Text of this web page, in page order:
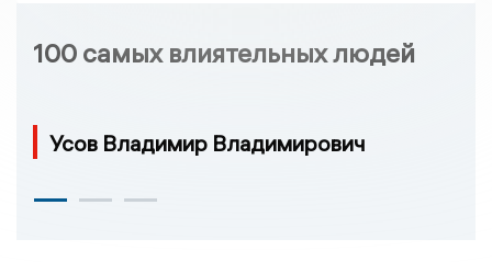
100 самых влиятельных людей
Усов Владимир Владимирович